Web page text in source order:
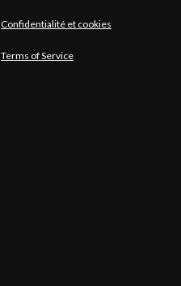
Confidentialité et cookies
Terms of Service